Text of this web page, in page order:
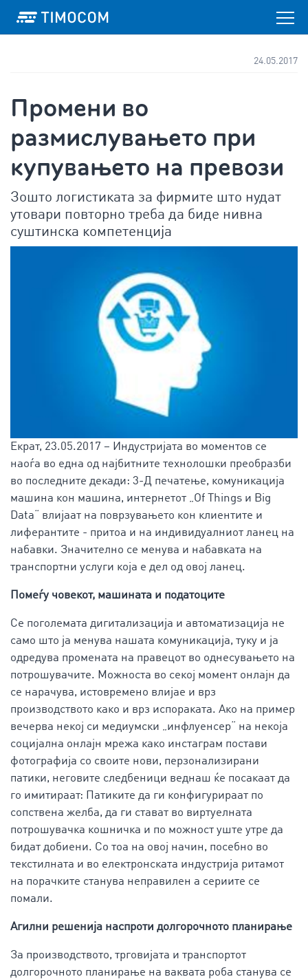
24.05.2017
Промени во
размислувањето при
купувањето на превози
Зошто логистиката за фирмите што нудат
утовари повторно треба да биде нивна
суштинска компетенција
Екрат, 23.05.2017 – Индустријата во моментов се
наоѓа во една од најбитните технолошки преобразби
во последните декади: 3-Д печатење, комуникација
машина кон машина, интернетот „Of Things и Big
Data“ влијаат на поврзувањето кон клиентите и
лиферантите - притоа и на индивидуалниот ланец на
набавки. Значително се менува и набавката на
транспортни услуги која е дел од овој ланец.
Помеѓу човекот, машината и податоците
Се поголемата дигитализација и автоматизација не
само што ја менува нашата комуникација, туку и ја
одредува промената на правецот во однесувањето на
потрошувачите. Можноста во секој момент онлајн да
се нарачува, истовремено влијае и врз
производството како и врз испораката. Ако на пример
вечерва некој си медиумски „инфлуенсер“ на некоја
социјална онлајн мрежа како инстаграм постави
фотографија со своите нови, перзонализирани
патики, неговите следбеници веднаш ќе посакаат да
го имитираат: Патиките да ги конфигурираат по
сопствена желба, да ги стават во виртуелната
потрошувачка кошничка и по можност уште утре да
бидат добиени. Со тоа на овој начин, посебно во
текстилната и во електронската индустрија ритамот
на порачките станува неправилен а сериите се
помали.
Агилни решенија наспроти долгорочното планирање
За производството, трговијата и транспортот
долгорочното планирање на ваквата роба станува се